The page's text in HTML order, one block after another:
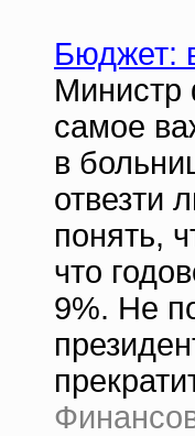
Бюджет:
Министр
самое
в
отвезти
понять,
что
9%. Не